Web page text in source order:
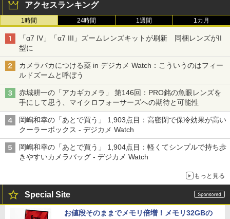
アクセスランキング
1時間 24時間 1週間 1カ月
「α7 IV」「α7 III」ズームレンズキットが刷新 同梱レンズがII
型に
カメラバカにつける薬 in デジカメ Watch：こういうのはフィー
ルドズームと呼ぼう
赤城耕一の「アカギカメラ」 第146回：PRO銘の魚眼レンズを
手にして思う、マイクロフォーサーズへの期待と可能性
岡嶋和幸の「あとで買う」 1,903点目：高密閉で保冷効果が高い
クーラーボックス - デジカメ Watch
岡嶋和幸の「あとで買う」 1,904点目：軽くてシンプルで持ち歩
きやすいカメラバッグ - デジカメ Watch
もっと見る
Special Site
お値段そのままでメモリ倍増！メモリ32GBの